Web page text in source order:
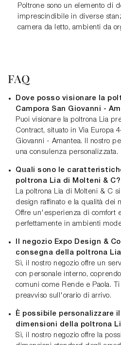
Poltrone sono un elemento di
imprescindibile in diverse
camera da letto, ambienti da
FAQ
Dove posso visionare la
Campora San Giovanni -
Puoi visionare la poltrona Lia
Contract, situato in Via Europa
Giovanni - Amantea. Il nostro
una consulenza personalizzata.
Quali sono le
poltrona Lia di Molteni & C?
La poltrona Lia di Molteni & C
design raffinato e la qualità dei
Offre un'esperienza di comfort
perfettamente in ambienti
Il negozio Expo Design &
consegna della poltrona
Sì, il nostro negozio offre un
con personale interno,
comuni come Rende e Paola.
preavviso sull'orario di arrivo.
È possibile personalizzare
dimensioni della poltrona
Sì, il nostro negozio offre la